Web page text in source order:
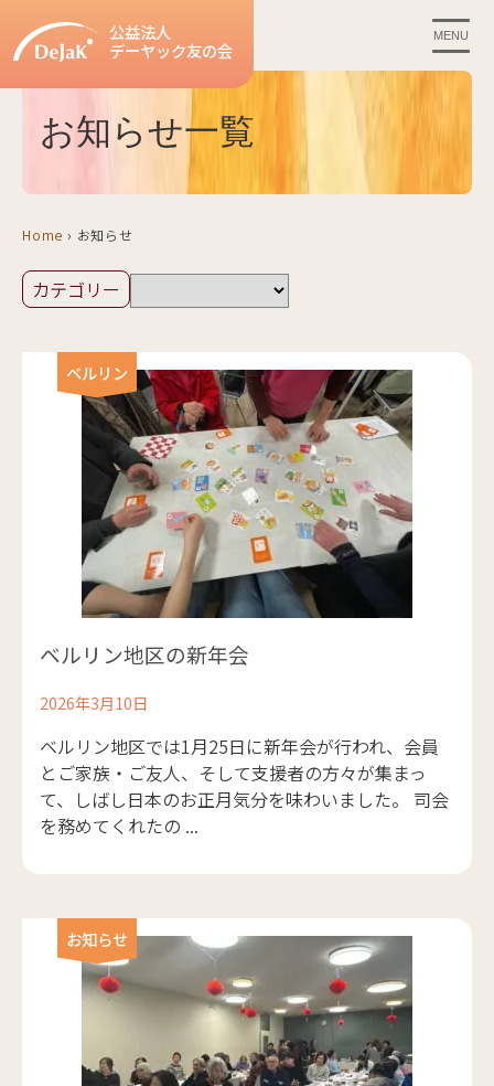
公益法人
デーヤック友の会
MENU
お知らせ一覧
Home › お知らせ
ベルリン
ベルリン地区の新年会
2026年3月10日
ベルリン地区では1月25日に新年会が行われ、会員
とご家族・ご友人、そして支援者の方々が集まっ
て、しばし日本のお正月気分を味わいました。 司会
を務めてくれたの ...
お知らせ